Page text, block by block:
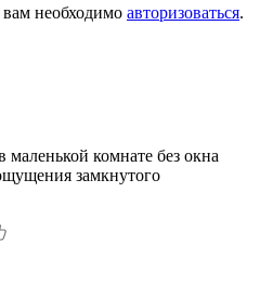
необходимо авторизоваться.
комнате без окна
замкнутого